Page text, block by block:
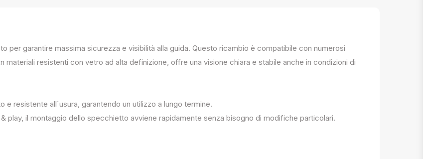
per garantire massima sicurezza e visibilità alla guida. Questo ricambio è compatibile con numerosi
materiali resistenti con vetro ad alta definizione, offre una visione chiara e stabile anche in condizioni di
resistente all`usura, garantendo un utilizzo a lungo termine.
play, il montaggio dello specchietto avviene rapidamente senza bisogno di modifiche particolari.